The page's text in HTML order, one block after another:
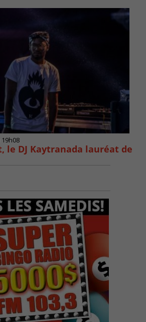
19h08
le DJ Kaytranada lauréat de